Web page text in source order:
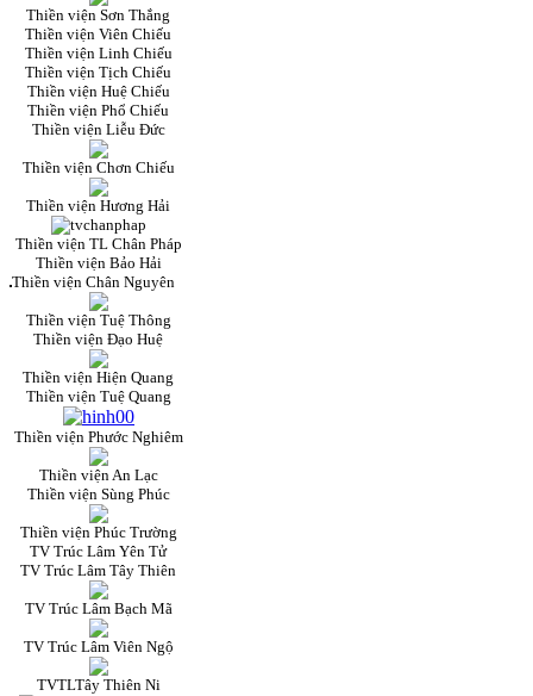
Thiền viện Sơn Thắng
Thiền viện Viên Chiếu
Thiền viện Linh Chiếu
Thiền viện Tịch Chiếu
Thiền viện Huệ Chiếu
Thiền viện Phổ Chiếu
Thiền viện Liễu Đức
Thiền viện Chơn Chiếu
Thiền viện Hương Hải
Thiền viện TL Chân Pháp
Thiền viện Bảo Hải
Thiền viện Chân Nguyên
Thiền viện Tuệ Thông
Thiền viện Đạo Huệ
Thiền viện Hiện Quang
Thiền viện Tuệ Quang
Thiền viện Phước Nghiêm
Thiền viện An Lạc
Thiền viện Sùng Phúc
Thiền viện Phúc Trường
TV Trúc Lâm Yên Tử
TV Trúc Lâm Tây Thiên
TV Trúc Lâm Bạch Mã
TV Trúc Lâm Viên Ngộ
TVTLTây Thiên Ni